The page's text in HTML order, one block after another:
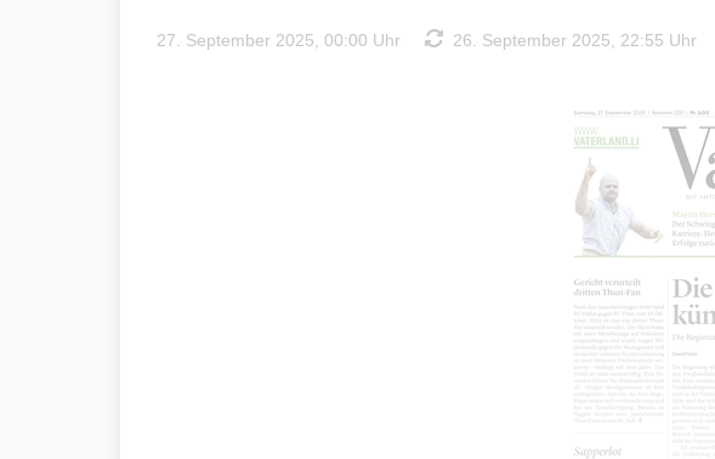
27. September 2025, 00:00 Uhr 26. September 2025, 22:55 Uhr